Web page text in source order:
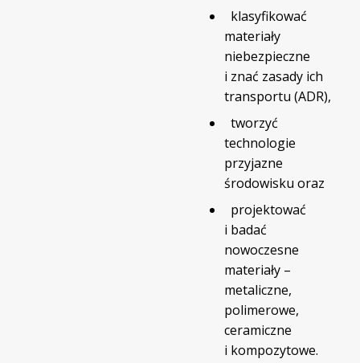
klasyfikować
materiały
niebezpieczne
i znać zasady ich
transportu (ADR),
tworzyć
technologie
przyjazne
środowisku oraz
projektować
i badać
nowoczesne
materiały –
metaliczne,
polimerowe,
ceramiczne
i kompozytowe.